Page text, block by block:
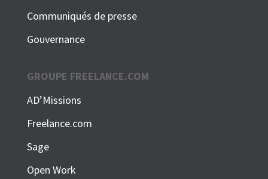
Communiqués de presse
Gouvernance
GROUPE FREELANCE.COM
AD’Missions
Freelance.com
Sage
Open Work